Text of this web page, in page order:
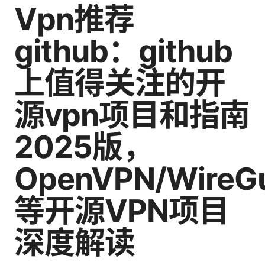
Vpn推荐
github：github
上值得关注的开
源vpn项目和指南
2025版，
OpenVPN/
等开源VPN项目
深度解读